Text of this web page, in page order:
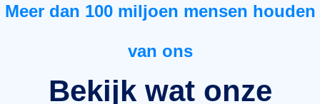
Meer dan 100 miljoen mensen houden
van ons
Bekijk wat onze